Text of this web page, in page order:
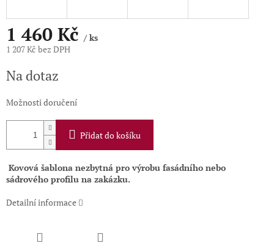
1 460 Kč/ ks
1 207 Kč bez DPH
cena:
Na dotaz
Možnosti doručení
Přidat do košíku
Kovová šablona nezbytná pro výrobu fasádního nebo
sádrového profilu na zakázku.
Detailní informace